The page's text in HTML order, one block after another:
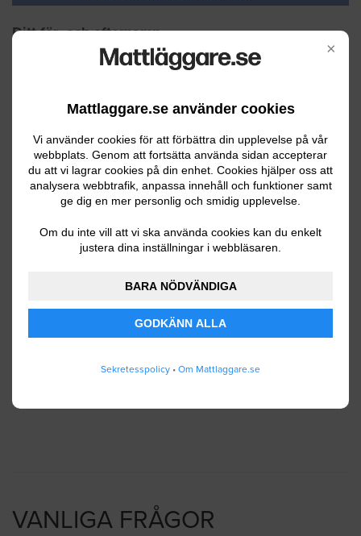
×
Mattlaggare.se använder cookies
Vi använder cookies för att förbättra din upplevelse på vår
webbplats. Genom att fortsätta använda sidan accepterar
du att vi lagrar cookies på din enhet. Cookies hjälper oss att
analysera webbtrafik, anpassa innehåll och funktioner samt
ge dig en mer personlig och smidig upplevelse.
Om du inte vill att vi ska använda cookies kan du enkelt
justera dina inställningar i webbläsaren.
BARA NÖDVÄNDIGA
GODKÄNN ALLA
Sekretesspolicy • Om Mattlaggare.se
Ditt för- och efternamn
Din e-postadress
Ditt telefonnummer
använder mina personuppgifter enligt
SKICKA IN
VANLIGA FRÅGOR